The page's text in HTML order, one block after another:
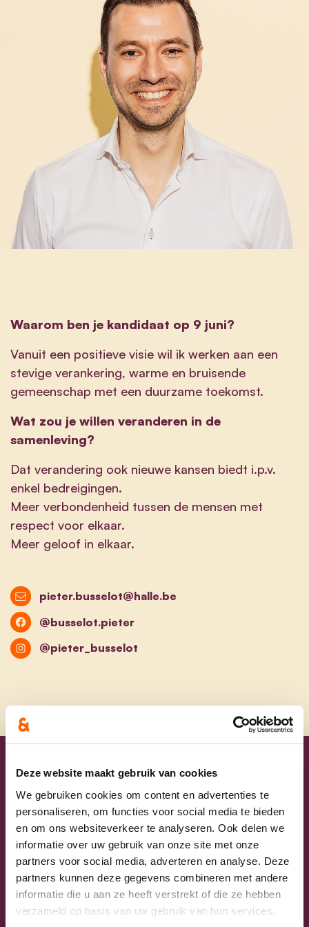
Deze website maakt gebruik van cookies
We gebruiken cookies om content en advertenties te
personaliseren, om functies voor social media te bieden
en om ons websiteverkeer te analyseren. Ook delen we
informatie over uw gebruik van onze site met onze
partners voor social media, adverteren en analyse. Deze
partners kunnen deze gegevens combineren met andere
informatie die u aan ze heeft verstrekt of die ze hebben
verzameld op basis van uw gebruik van hun services.
Waarom ben je kandidaat op 9 juni?
Vanuit een positieve visie wil ik werken aan een
stevige verankering, warme en bruisende
gemeenschap met een duurzame toekomst.
Wat zou je willen veranderen in de
samenleving?
Dat verandering ook nieuwe kansen biedt i.p.v.
enkel bedreigingen.
Meer verbondenheid tussen de mensen met
respect voor elkaar.
Meer geloof in elkaar.
pieter.busselot@halle.be
@busselot.pieter
@pieter_busselot
Uw lijsttrekkers